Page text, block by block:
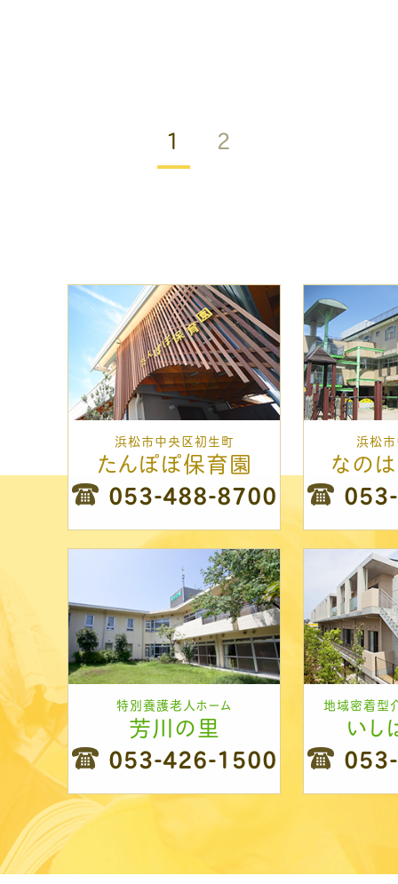
1 2
浜松市中央区初生町
たんぽぽ保育園
053-488-8700
浜松
なの
特別養護老人ホーム
芳川の里
053-426-1500
地域密着型
いし